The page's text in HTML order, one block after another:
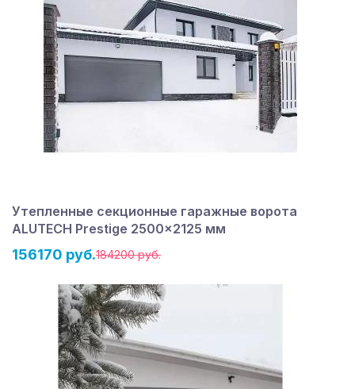
Утепленные секционные гаражные ворота
ALUTECH Prestige 2500×2125 мм
156170 руб.184200 руб.